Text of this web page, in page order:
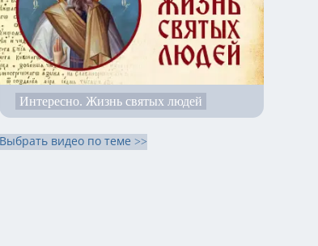
Интересно. Жизнь святых людей
Выбрать видео по теме >>